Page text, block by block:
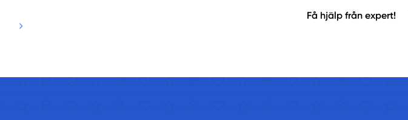
Få hjälp från expert!